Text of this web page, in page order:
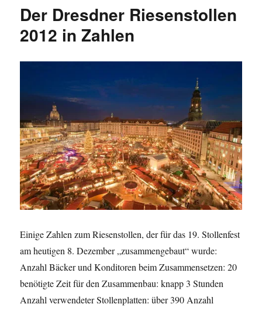
Der Dresdner Riesenstollen
2012 in Zahlen
Einige Zahlen zum Riesenstollen, der für das 19. Stollenfest
am heutigen 8. Dezember „zusammengebaut“ wurde:
Anzahl Bäcker und Konditoren beim Zusammensetzen: 20
benötigte Zeit für den Zusammenbau: knapp 3 Stunden
Anzahl verwendeter Stollenplatten: über 390 Anzahl